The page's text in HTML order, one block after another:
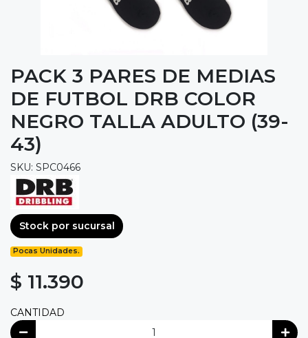
PACK 3 PARES DE MEDIAS
DE FUTBOL DRB COLOR
NEGRO TALLA ADULTO (39-
43)
SKU: SPC0466
Stock por sucursal
Pocas Unidades.
$ 11.390
CANTIDAD